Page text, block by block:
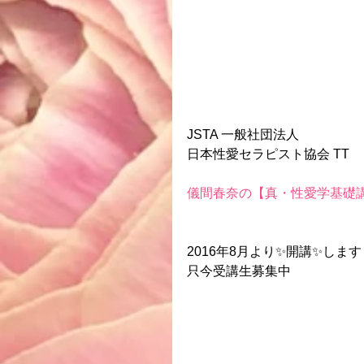
JSTA 一般社団法人
日本性愛セラピスト協会 TT
儀間春奈の【真・性愛学基礎
2016年8月より✨開講✨します
只今受講生募集中